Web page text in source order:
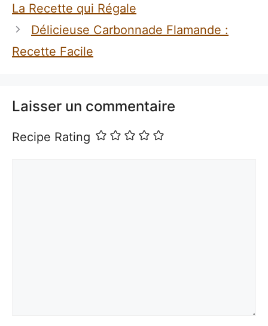
La Recette qui Régale
Délicieuse Carbonnade Flamande :
Recette Facile
Laisser un commentaire
Recipe Rating